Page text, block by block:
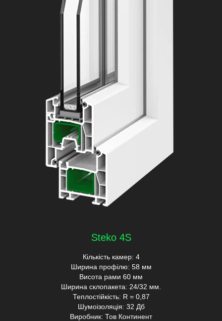
Steko 4S
Кількість камер: 4
Ширина профілю: 58 мм
Висота рами 60 мм
Ширина склопакета: 24/32 мм.
Теплостійкість: R = 0,87
Шумоізоляція: 32 Дб
Виробник: Тов Континент